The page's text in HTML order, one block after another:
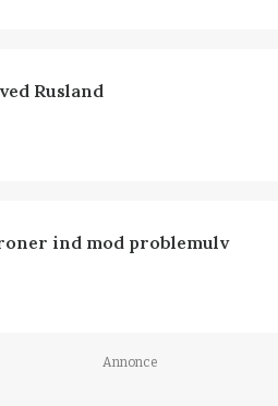
Rusland
ind mod problemulv
Annonce